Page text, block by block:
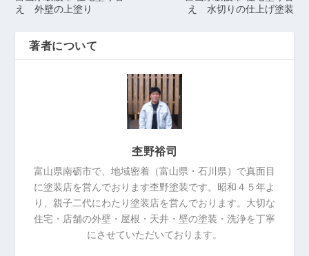
え 外壁の上塗り
え 水切りの仕上げ塗装
著者について
杢野裕司
富山県南砺市で、地域密着（富山県・石川県）で真面目
に塗装店を営んでおります杢野塗装です。昭和４５年よ
り、親子二代にわたり塗装店を営んでおります。大切な
住宅・店舗の外壁・屋根・天井・壁の塗装・洗浄を丁寧
にさせていただいております。